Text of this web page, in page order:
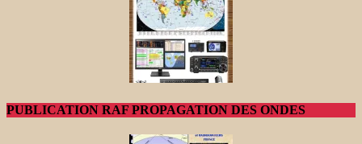
PUBLICATION RAF PROPAGATION DES ONDES